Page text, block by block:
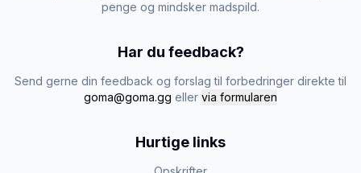
penge og mindsker madspild.
Har du feedback?
Send gerne din feedback og forslag til forbedringer direkte til
goma@goma.gg eller via formularen
Hurtige links